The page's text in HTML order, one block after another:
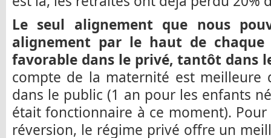
Le seul alignement que nous
alignement par le haut de
favorable dans le privé, tantôt dans
compte de la maternité est meilleure
dans le public (1 an pour les enfants
était fonctionnaire à ce moment).
réversion, le régime privé offre un